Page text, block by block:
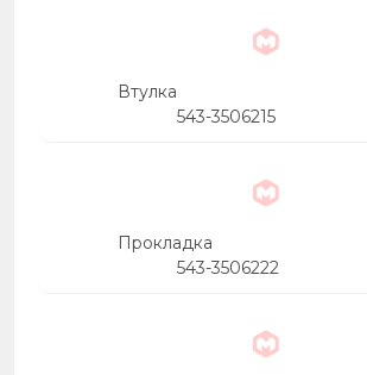
Втулка
543-3506215
Прокладка
543-3506222